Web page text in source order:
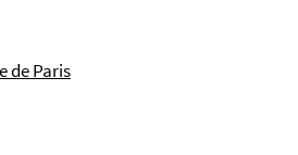
de Paris